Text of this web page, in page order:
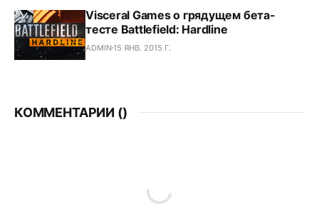
Visceral Games о грядущем бета-
тесте Battlefield: Hardline
ADMIN15 ЯНВ. 2015 Г.
КОММЕНТАРИИ ()